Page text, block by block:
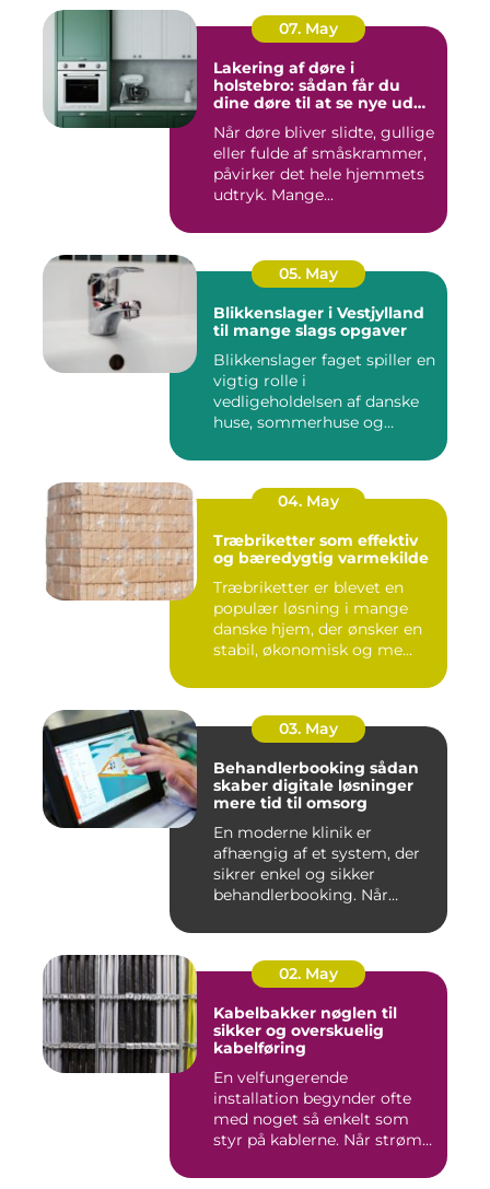
07. May
Lakering af døre i
holstebro: sådan får du
dine døre til at se nye ud
Når døre bliver slidte, gullige
eller fulde af småskrammer,
påvirker det hele hjemmets
udtryk. Mange...
05. May
Blikkenslager i Vestjylland
til mange slags opgaver
Blikkenslager faget spiller en
vigtig rolle i
vedligeholdelsen af danske
huse, sommerhuse og
04. May
Træbriketter som effektiv
og bæredygtig varmekilde
Træbriketter er blevet en
populær løsning i mange
danske hjem, der ønsker en
stabil, økonomisk og me...
03. May
Behandlerbooking sådan
skaber digitale løsninger
mere tid til omsorg
En moderne klinik er
afhængig af et system, der
sikrer enkel og sikker
behandlerbooking. Når
02. May
Kabelbakker nøglen til
sikker og overskuelig
kabelføring
En velfungerende
installation begynder ofte
med noget så enkelt som
styr på kablerne. Når strøm-,